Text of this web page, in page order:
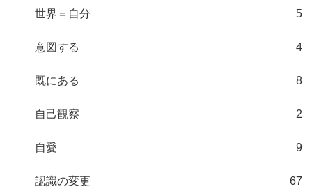
世界＝自分 5
意図する 4
既にある 8
自己観察 2
自愛 9
認識の変更 67